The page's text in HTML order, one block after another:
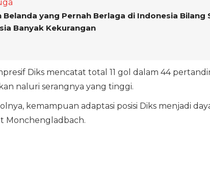
Belanda yang Pernah Berlaga di Indonesia Bilang
Banyak Kekurangan
Diks mencatat total 11 gol dalam 44
naluri serangnya yang tinggi.
kemampuan adaptasi posisi Diks menjadi
Monchengladbach.